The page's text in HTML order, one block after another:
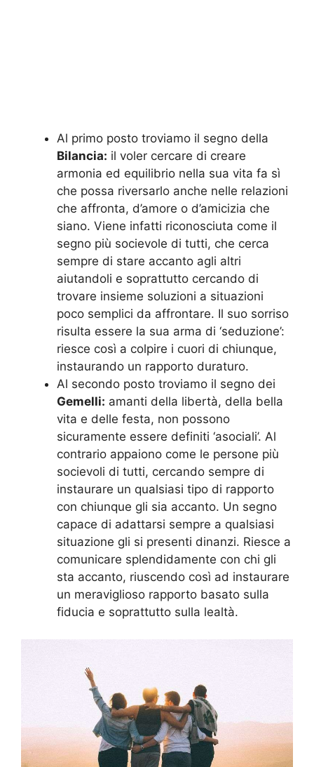
Al primo posto troviamo il segno della
Bilancia: il voler cercare di creare
armonia ed equilibrio nella sua vita fa sì
che possa riversarlo anche nelle relazioni
che affronta, d’amore o d’amicizia che
siano. Viene infatti riconosciuta come il
segno più socievole di tutti, che cerca
sempre di stare accanto agli altri
aiutandoli e soprattutto cercando di
trovare insieme soluzioni a situazioni
poco semplici da affrontare. Il suo sorriso
risulta essere la sua arma di ‘seduzione’:
riesce così a colpire i cuori di chiunque,
instaurando un rapporto duraturo.
Al secondo posto troviamo il segno dei
Gemelli: amanti della libertà, della bella
vita e delle festa, non possono
sicuramente essere definiti ‘asociali’. Al
contrario appaiono come le persone più
socievoli di tutti, cercando sempre di
instaurare un qualsiasi tipo di rapporto
con chiunque gli sia accanto. Un segno
capace di adattarsi sempre a qualsiasi
situazione gli si presenti dinanzi. Riesce a
comunicare splendidamente con chi gli
sta accanto, riuscendo così ad instaurare
un meraviglioso rapporto basato sulla
fiducia e soprattutto sulla lealtà.